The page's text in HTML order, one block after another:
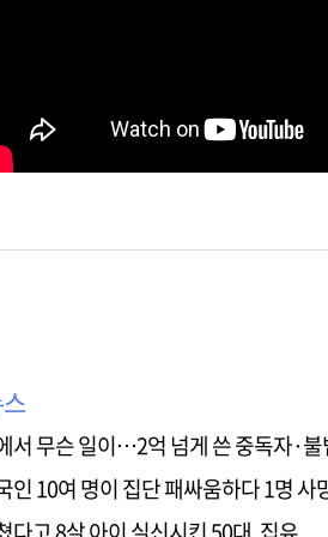
서 무슨 일이…2억 넘게 쓴 중독자·
인 10여 명이 집단 패싸움하다 1명 사